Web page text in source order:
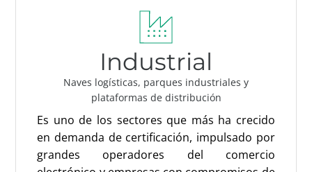
Industrial
Naves logísticas, parques industriales y
plataformas de distribución
Es uno de los sectores que más ha crecido
en demanda de certificación, impulsado por
grandes operadores del comercio